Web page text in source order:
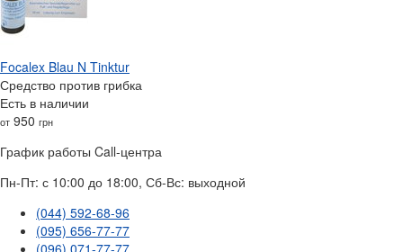
Focalex Blau N Tinktur
Средство против грибка
Есть в наличии
от 950 грн
График работы Call-центра
Пн-Пт: с 10:00 до 18:00, Сб-Вс: выходной
(044) 592-68-96
(095) 656-77-77
(096) 071-77-77